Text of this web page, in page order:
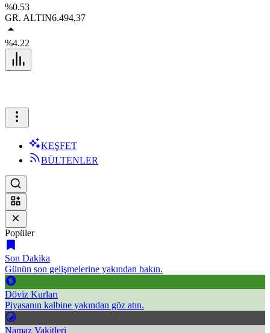
%0.53
GR. ALTIN6.494,37
%4.22
KEŞFET
BÜLTENLER
Popüler
Son Dakika
Günün son gelişmelerine yakından bakın.
Döviz Kurları
Piyasanın kalbine yakından göz atın.
Namaz Vakitleri